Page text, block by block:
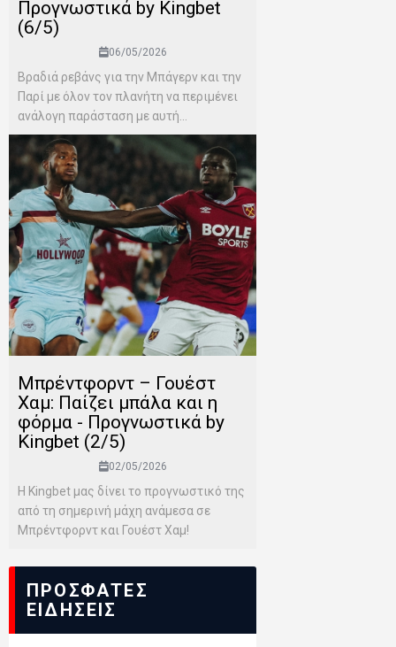
Προγνωστικά by Kingbet
(6/5)
06/05/2026
Βραδιά ρεβάνς για την Μπάγερν και την
Παρί με όλον τον πλανήτη να περιμένει
ανάλογη παράσταση με αυτή...
Μπρέντφορντ – Γουέστ
Χαμ: Παίζει μπάλα και η
φόρμα - Προγνωστικά by
Kingbet (2/5)
02/05/2026
Η Kingbet μας δίνει το προγνωστικό της
από τη σημερινή μάχη ανάμεσα σε
Μπρέντφορντ και Γουέστ Χαμ!
ΠΡΟΣΦΑΤΕΣ
ΕΙΔΗΣΕΙΣ